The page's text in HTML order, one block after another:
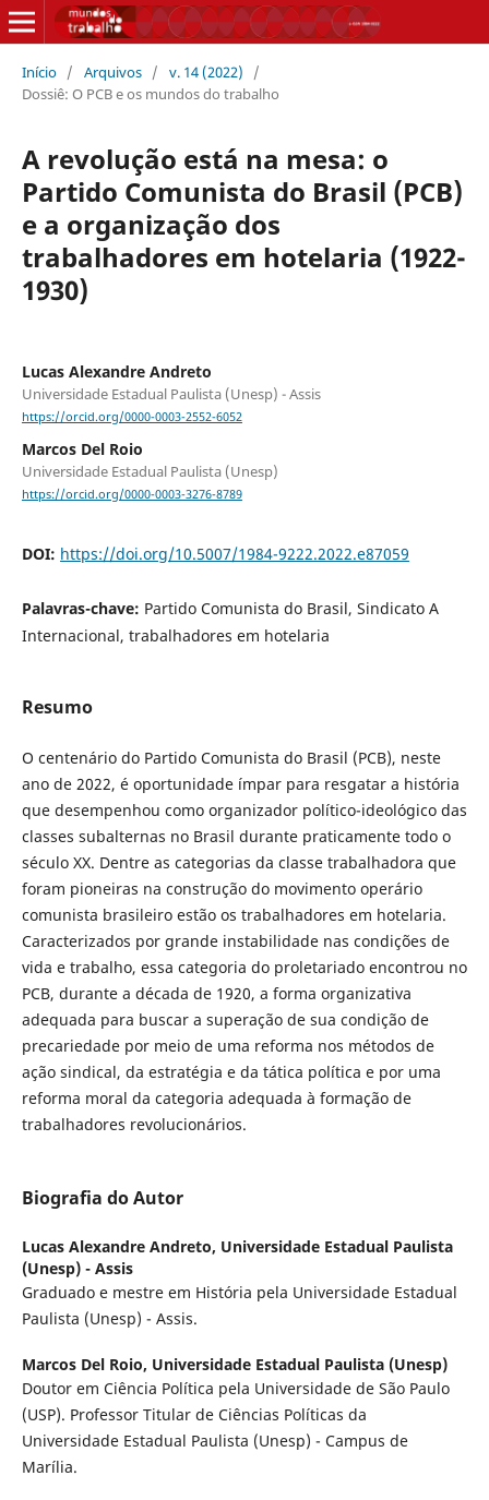
Início / Arquivos / v. 14 (2022)
/
Dossiê: O PCB e os mundos do trabalho
A revolução está na mesa: o
Partido Comunista do Brasil (PCB)
e a organização dos
trabalhadores em hotelaria (1922-
1930)
Lucas Alexandre Andreto
Universidade Estadual Paulista (Unesp) - Assis
https://orcid.org/0000-0003-2552-6052
Marcos Del Roio
Universidade Estadual Paulista (Unesp)
https://orcid.org/0000-0003-3276-8789
DOI: https://doi.org/10.5007/1984-9222.2022.e87059
Palavras-chave: Partido Comunista do Brasil, Sindicato A
Internacional, trabalhadores em hotelaria
Resumo
O centenário do Partido Comunista do Brasil (PCB), neste
ano de 2022, é oportunidade ímpar para resgatar a história
que desempenhou como organizador político-ideológico das
classes subalternas no Brasil durante praticamente todo o
século XX. Dentre as categorias da classe trabalhadora que
foram pioneiras na construção do movimento operário
comunista brasileiro estão os trabalhadores em hotelaria.
Caracterizados por grande instabilidade nas condições de
vida e trabalho, essa categoria do proletariado encontrou no
PCB, durante a década de 1920, a forma organizativa
adequada para buscar a superação de sua condição de
precariedade por meio de uma reforma nos métodos de
ação sindical, da estratégia e da tática política e por uma
reforma moral da categoria adequada à formação de
trabalhadores revolucionários.
Biografia do Autor
Lucas Alexandre Andreto, Universidade Estadual Paulista
(Unesp) - Assis
Graduado e mestre em História pela Universidade Estadual
Paulista (Unesp) - Assis.
Marcos Del Roio, Universidade Estadual Paulista (Unesp)
Doutor em Ciência Política pela Universidade de São Paulo
(USP). Professor Titular de Ciências Políticas da
Universidade Estadual Paulista (Unesp) - Campus de
Marília.